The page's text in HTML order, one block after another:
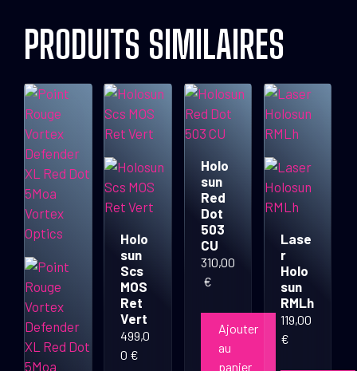
PRODUITS SIMILAIRES
Holo
sun
Scs
MOS
Ret
Vert
499,0
0 €
Holo
sun
Red
Dot
503
CU
310,00
€
Ajouter
au
panier
Lase
r
Holo
sun
RMLh
119,00
€